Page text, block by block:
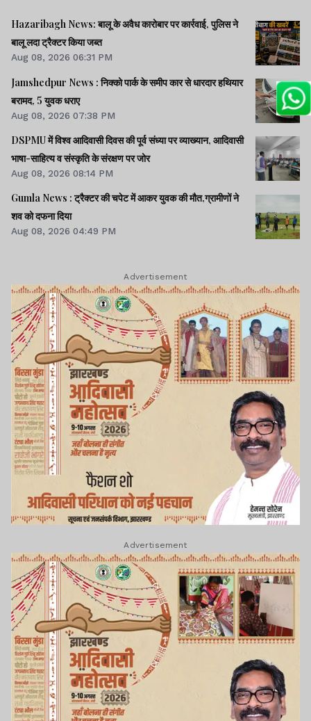
Hazaribagh News: बालू के अवैध कारोबार पर कार्रवाई, पुलिस ने
बालू लदा ट्रैक्टर किया जब्त
Aug 08, 2026 06:31 PM
Jamshedpur News : निक्को पार्क के समीप कार से धारदार हथियार
बरामद, 5 युवक धराए
Aug 08, 2026 07:38 PM
DSPMU में विश्व आदिवासी दिवस की पूर्व संध्या पर व्याख्यान, आदिवासी
भाषा-साहित्य व संस्कृति के संरक्षण पर जोर
Aug 08, 2026 08:14 PM
Gumla News : ट्रैक्टर की चपेट में आकर युवक की मौत,ग्रामीणों ने
शव को दफना दिया
Aug 08, 2026 04:49 PM
Advertisement
Advertisement